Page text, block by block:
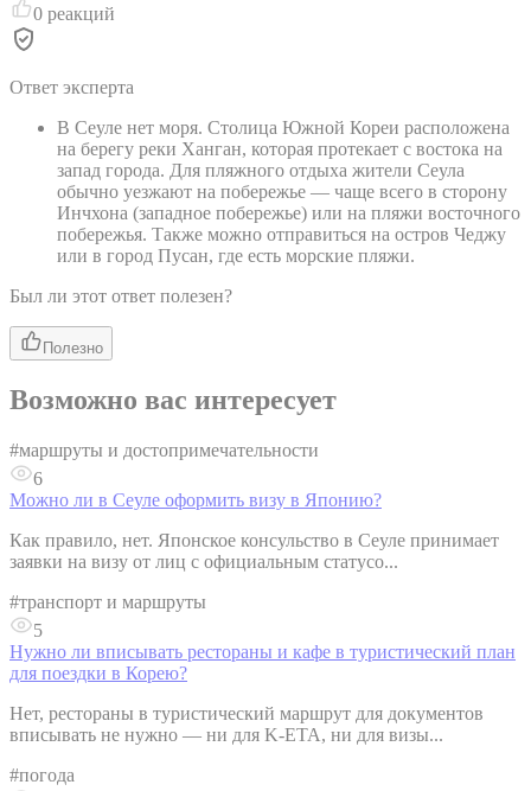
0 реакций
Ответ эксперта
В Сеуле нет моря. Столица Южной Кореи расположена
на берегу реки Ханган, которая протекает с востока на
запад города. Для пляжного отдыха жители Сеула
обычно уезжают на побережье — чаще всего в сторону
Инчхона (западное побережье) или на пляжи восточного
побережья. Также можно отправиться на остров Чеджу
или в город Пусан, где есть морские пляжи.
Был ли этот ответ полезен?
Полезно
Возможно вас интересует
#маршруты и достопримечательности
6
Можно ли в Сеуле оформить визу в Японию?
Как правило, нет. Японское консульство в Сеуле принимает
заявки на визу от лиц с официальным статусо...
#транспорт и маршруты
5
Нужно ли вписывать рестораны и кафе в туристический план
для поездки в Корею?
Нет, рестораны в туристический маршрут для документов
вписывать не нужно — ни для K-ETA, ни для визы...
#погода